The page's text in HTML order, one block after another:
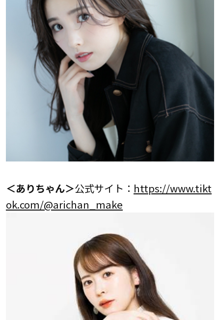
＜ありちゃん＞公式サイト： https://www.tikt
ok.com/@arichan_make